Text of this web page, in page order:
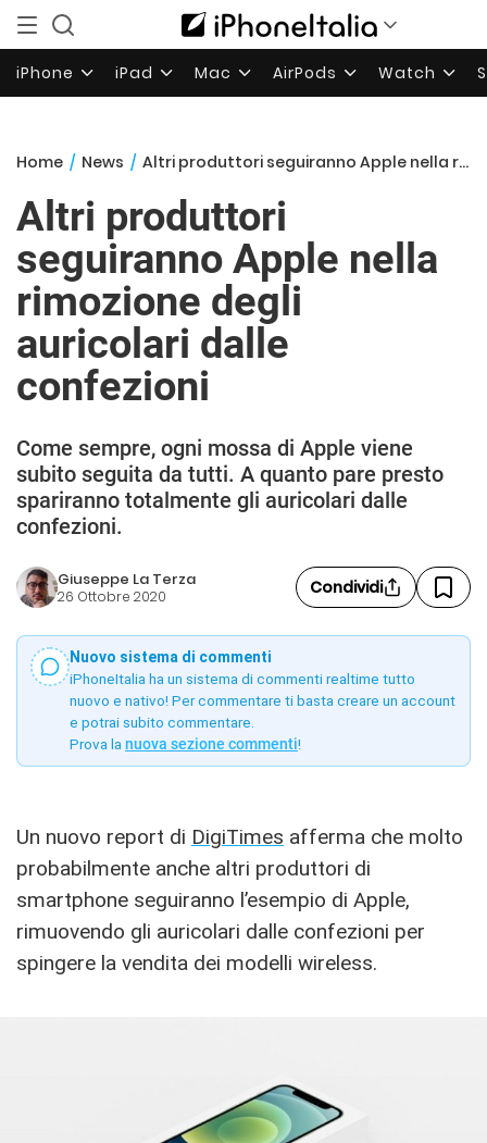
iPhone iPad Mac AirPods Watch
Home / News / Altri produttori seguiranno Apple nella rimozione degli auricolari dalle confezioni
Altri produttori
seguiranno Apple nella
rimozione degli
auricolari dalle
confezioni
Come sempre, ogni mossa di Apple viene
subito seguita da tutti. A quanto pare presto
spariranno totalmente gli auricolari dalle
confezioni.
Giuseppe La Terza
26 Ottobre 2020 Condividi
Nuovo sistema di commenti
iPhoneItalia ha un sistema di commenti realtime tutto
nuovo e nativo! Per commentare ti basta creare un account
e potrai subito commentare.
Prova la nuova sezione commenti!
Un nuovo report di DigiTimes afferma che molto
probabilmente anche altri produttori di
smartphone seguiranno l’esempio di Apple,
rimuovendo gli auricolari dalle confezioni per
spingere la vendita dei modelli wireless.